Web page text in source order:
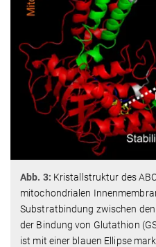
Abb. 3: Kristallstruktur des
mitochondrialen
Substratbindung zwischen den
der Bindung von Glutathion
ist mit einer blauen Ellipse